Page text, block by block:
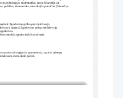
in psihologijo, matematika, prava filozofija ali
politika, ekonomika, retorika) in poetično (filozofija
Zgodovino grško-perzijskih vojn.
napisal Zgodovino peloponeških vojn.
in rimskih zgodovinskih osebnosti.
od magije in praznoverja, zapisal prisego.
kača ovita okoli palice.